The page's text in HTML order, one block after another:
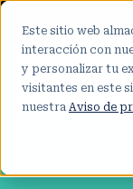
Este sitio web
interacción con
y personalizar tu
visitantes en este
nuestra Aviso de